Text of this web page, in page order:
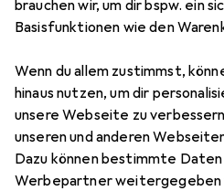
brauchen wir, um dir bspw. ein
Basisfunktionen wie den
Wenn du allem zustimmst,
hinaus nutzen, um dir
unsere Webseite zu
unseren und anderen
Dazu können bestimmte
Werbepartner weitergegeben
EUR
14,53 bei 2
Makeup
Perfecting
F9